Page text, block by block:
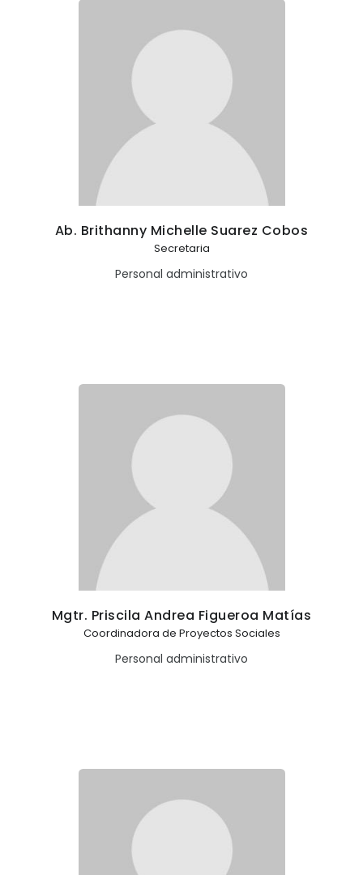
Ab. Brithanny Michelle Suarez Cobos
Secretaria
Personal administrativo
Mgtr. Priscila Andrea Figueroa Matías
Coordinadora de Proyectos Sociales
Personal administrativo